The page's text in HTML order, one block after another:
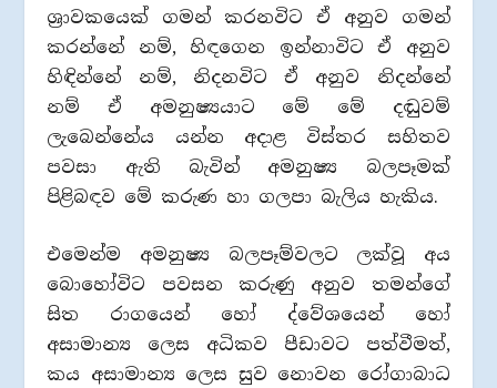
ශ්‍රාවකයෙක් ගමන් කරනවිට ඒ අනුව ගමන්
කරන්නේ නම්, හිඳගෙන ඉන්නාවිට ඒ අනුව
හිඳින්නේ නම්, නිදනවිට ඒ අනුව නිදන්නේ
නම් ඒ අමනුෂ්‍යයාට මේ මේ දඬුවම්
ලැබෙන්නේය යන්න අදාළ විස්තර සහිතව
පවසා ඇති බැවින් අමනුෂ්‍ය බලපෑමක්
පිළිබඳව මේ කරුණ හා ගලපා බැලිය හැකිය.
එමෙන්ම අමනුෂ්‍ය බලපෑම්වලට ලක්වූ අය
බොහෝවිට පවසන කරුණු අනුව තමන්ගේ
සිත රාගයෙන් හෝ ද්වේශයෙන් හෝ
අසාමාන්‍ය ලෙස අධිකව පීඩාවට පත්වීමත්,
කය අසාමාන්‍ය ලෙස සුව නොවන රෝගාබාධ